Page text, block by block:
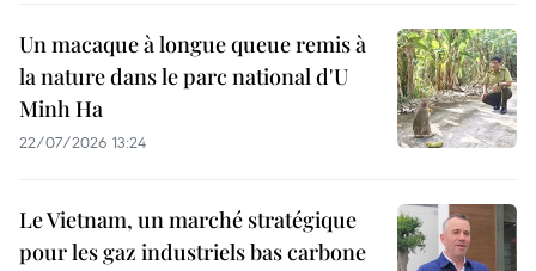
Un macaque à longue queue remis à
la nature dans le parc national d'U
Minh Ha
22/07/2026 13:24
Le Vietnam, un marché stratégique
pour les gaz industriels bas carbone